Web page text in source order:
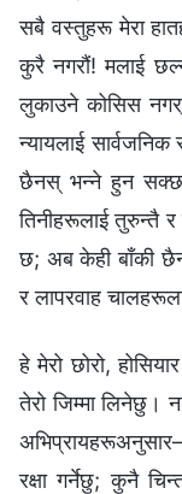
सबै वस्तुहरू मेरा
कुरै नगरौं! मलाई
लुकाउने कोसिस
न्यायलाई
छैनस् भन्‍ने हुन
तिनीहरूलाई तुरुन्तै र
छ; अब केही बाँकी
र लापरवाह
हे मेरो छोरो,
तेरो जिम्मा लिनेछु।
रक्षा गर्नेछु; कुनै